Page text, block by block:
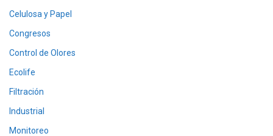
Celulosa y Papel
Congresos
Control de Olores
Ecolife
Filtración
Industrial
Monitoreo